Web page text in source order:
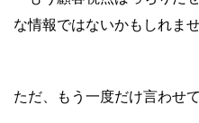
な情報ではないかもしれませ
ただ、もう一度だけ言わせて